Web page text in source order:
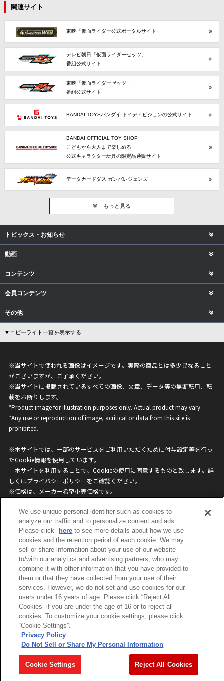
関連サイト
東映「仮面ライダー公式ポータルサイト」
テレビ朝日「仮面ライダーゼッツ」
番組公式サイト
東映「仮面ライダーゼッツ」
番組公式サイト
BANDAI TOYSバンダイ トイディビジョンの公式サイト
BANDAI OFFICIAL TOY SHOP
こどもから大人まで楽しめる
公式キャラクター玩具の限定品通販サイト
データカードダス ガンバレジェンズ
もっと見る
トピックス・お知らせ
動画
コンテンツ
会員コンテンツ
その他
▼コピーライト一覧を表示する
※当サイトで使われる画像はイメージです。実際の商品とは多少異なること
がございますが、ご了承ください。
※当サイトに掲載されているすべての画像、文章、データ等の無断転用、転
載をお断りします。
*Product image for illustration purposes only. Actual product may vary.
*Any use or reproduction of image, acritical or data from this site is
prohibited.
※本サイトでは、一部のサービスをご利用いただくために付与設定等を行っ
たCookie情報を使用しています。
本サイトを利用することで、Cookieの使用に同意するものと致します。詳
しくはプライバシーポリシーをご確認ください。
※価格は、メーカー希望小売価格です。
ざいますのでご了承ください。
privacypolicy
Do Not Sell or Share My
Personal Information
ウェブサイトご利用条件
ソーシャルメディアポリシー
個人情報保護方針
お問い合わせ
©BANDAI
コピーライト一覧を表示する
We use unique personal identifier such as cookies to
analyze our traffic and to personalize content and ads.
Please click
here to see more details about how we use
cookies and the retention period of each cookie. We may
sell or share information about your use of our website
to/with our analytics and advertising partners, who may
combine it with other information that you have provided to
them or that they have collected from your use of their
services. However, we do not set and use cookies for our
users under 16 years of age. Please click “Reject All
Cookies” if you are under the age of 16 or to reject all
cookies. To customize your cookie settings, please click
“Cookie Settings”.
Privacy Policy
Do Not Sell or Share My Personal Information
Cookie Settings Reject All Cookies